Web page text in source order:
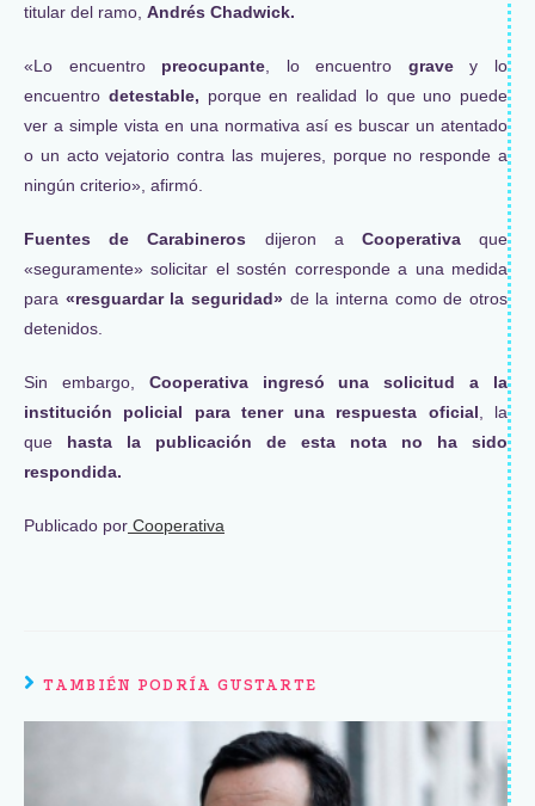
titular del ramo, Andrés Chadwick.
«Lo encuentro preocupante , lo encuentro gravey lo
encuentro detestable, porque en realidad lo que uno puede
ver a simple vista en una normativa así es buscar un atentado
o un acto vejatorio contra las mujeres, porque no responde a
ningún criterio», afirmó.
Fuentes de Carabineros dijeron a Cooperativaque
«seguramente» solicitar el sostén corresponde a una medida
para «resguardar la seguridad» de la interna como de otros
detenidos.
Sin embargo, Cooperativa ingresó una solicitud a la
institución policial para tener una respuesta oficial , la
que hasta la publicación de esta nota no ha sido
respondida.
Publicado por Cooperativa
TAMBIÉN PODRÍA GUSTARTE